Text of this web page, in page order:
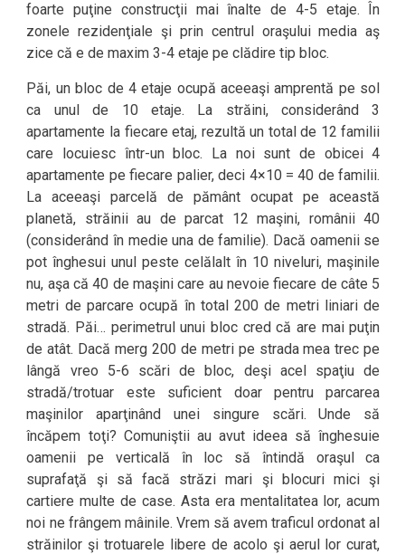
foarte puţine construcţii mai înalte de 4-5 etaje. În
zonele rezidenţiale şi prin centrul oraşului media aş
zice că e de maxim 3-4 etaje pe clădire tip bloc.
Păi, un bloc de 4 etaje ocupă aceeaşi amprentă pe sol
ca unul de 10 etaje. La străini, considerând 3
apartamente la fiecare etaj, rezultă un total de 12 familii
care locuiesc într-un bloc. La noi sunt de obicei 4
apartamente pe fiecare palier, deci 4×10 = 40 de familii.
La aceeaşi parcelă de pământ ocupat pe această
planetă, străinii au de parcat 12 maşini, românii 40
(considerând în medie una de familie). Dacă oamenii se
pot înghesui unul peste celălalt în 10 niveluri, maşinile
nu, aşa că 40 de maşini care au nevoie fiecare de câte 5
metri de parcare ocupă în total 200 de metri liniari de
stradă. Păi… perimetrul unui bloc cred că are mai puţin
de atât. Dacă merg 200 de metri pe strada mea trec pe
lângă vreo 5-6 scări de bloc, deşi acel spaţiu de
stradă/trotuar este suficient doar pentru parcarea
maşinilor aparţinând unei singure scări. Unde să
încăpem toţi? Comuniştii au avut ideea să înghesuie
oamenii pe verticală în loc să întindă oraşul ca
suprafaţă şi să facă străzi mari şi blocuri mici şi
cartiere multe de case. Asta era mentalitatea lor, acum
noi ne frângem mâinile. Vrem să avem traficul ordonat al
străinilor şi trotuarele libere de acolo şi aerul lor curat,